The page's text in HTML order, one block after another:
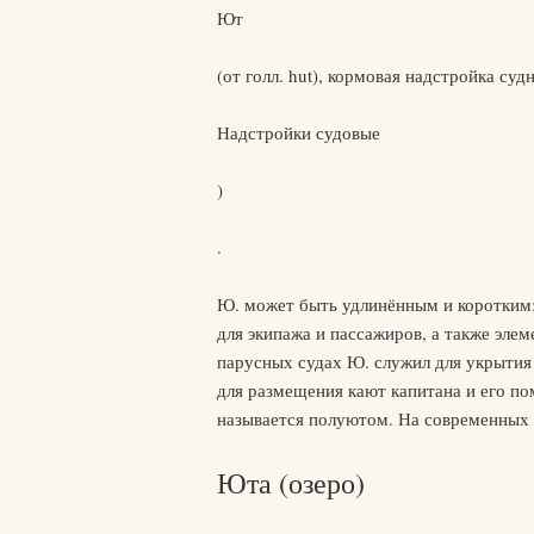
Ют
(от голл. hut), кормовая надстройка
Надстройки судовые
)
.
Ю. может быть удлинённым и
для экипажа и пассажиров, а также
парусных судах Ю. служил для укрытия
для размещения кают капитана и его
называется полуютом. На
Юта (озеро)